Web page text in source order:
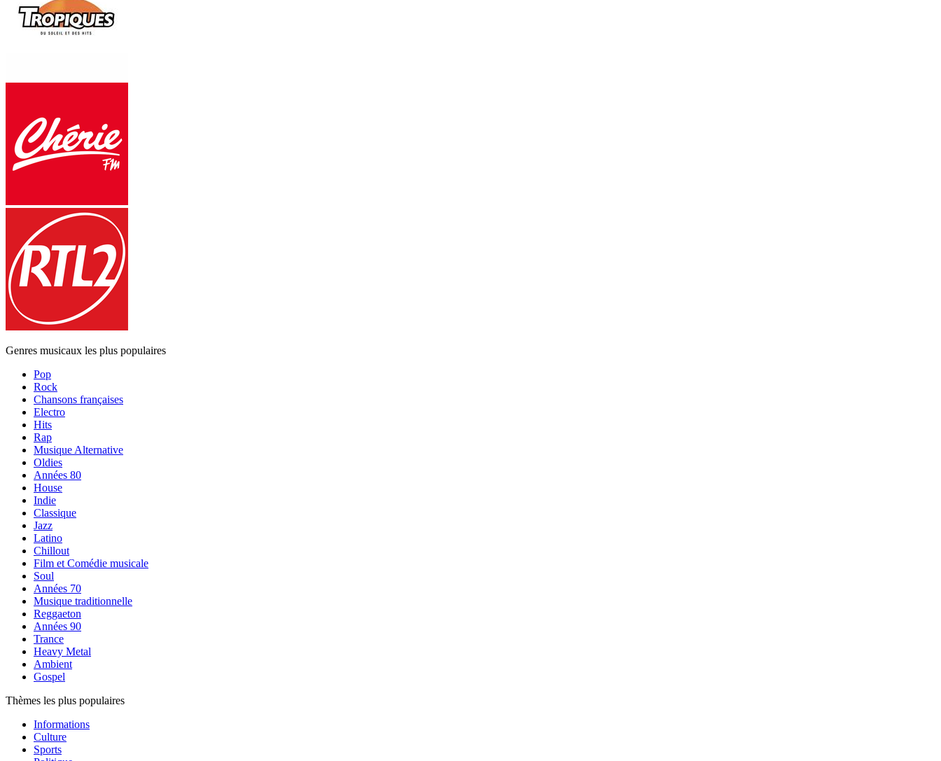
Genres musicaux les plus populaires
Pop
Rock
Chansons françaises
Electro
Hits
Rap
Musique Alternative
Oldies
Années 80
House
Indie
Classique
Jazz
Latino
Chillout
Film et Comédie musicale
Soul
Années 70
Musique traditionnelle
Reggaeton
Années 90
Trance
Heavy Metal
Ambient
Gospel
Thèmes les plus populaires
Informations
Culture
Sports